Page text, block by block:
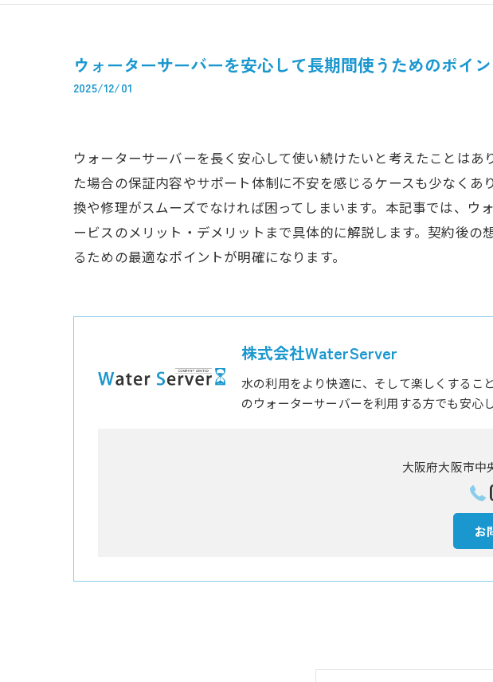
ウォーターサーバーを安心して長期間使うためのポイ
2025/12/01
ウォーターサーバーを長く安心して使い続けたいと考えたことは
た場合の保証内容やサポート体制に不安を感じるケースも少なく
換や修理がスムーズでなければ困ってしまいます。本記事では、
ービスのメリット・デメリットまで具体的に解説します。契約後
るための最適なポイントが明確になります。
株式会社WaterServer
水の利用をより快適に、そして楽しくするこ
のウォーターサーバーを利用する方でも安心
大阪府大阪市中
お